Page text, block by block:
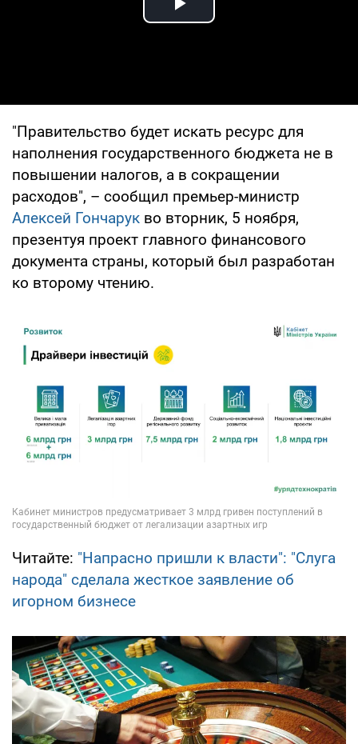
Play Video
"Правительство будет искать ресурс для
наполнения государственного бюджета не в
повышении налогов, а в сокращении
расходов", – сообщил премьер-министр
Алексей Гончарук во вторник, 5 ноября,
презентуя проект главного финансового
документа страны, который был разработан
ко второму чтению.
Читайте: "Напрасно пришли к власти": "Слуга
народа" сделала жесткое заявление об
игорном бизнесе